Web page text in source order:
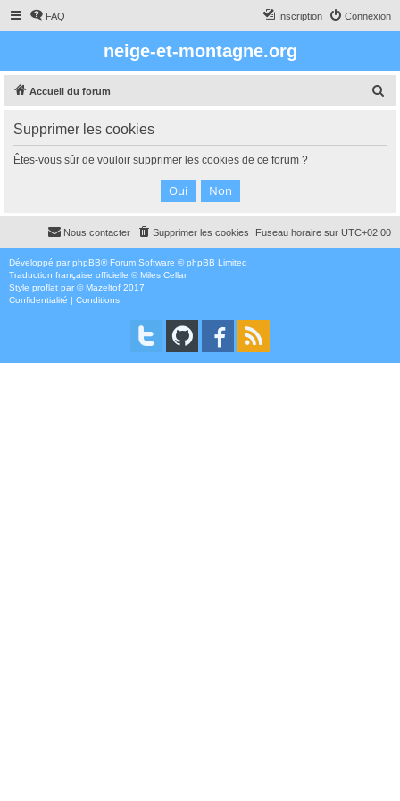
FAQ Connexion
Inscription
neige-et-montagne.org
Accueil du forum
c
Supprimer les cookies
Êtes-vous sûr de vouloir supprimer les cookies de ce forum ?
Fuseau horaire sur UTC+02:00
Supprimer les cookies
Nous contacter
Développé par phpBB® Forum Software © phpBB Limited
Traduction française officielle ©Miles Cellar
Style proflat par ©Mazeltof 2017
Confidentialité | Conditions